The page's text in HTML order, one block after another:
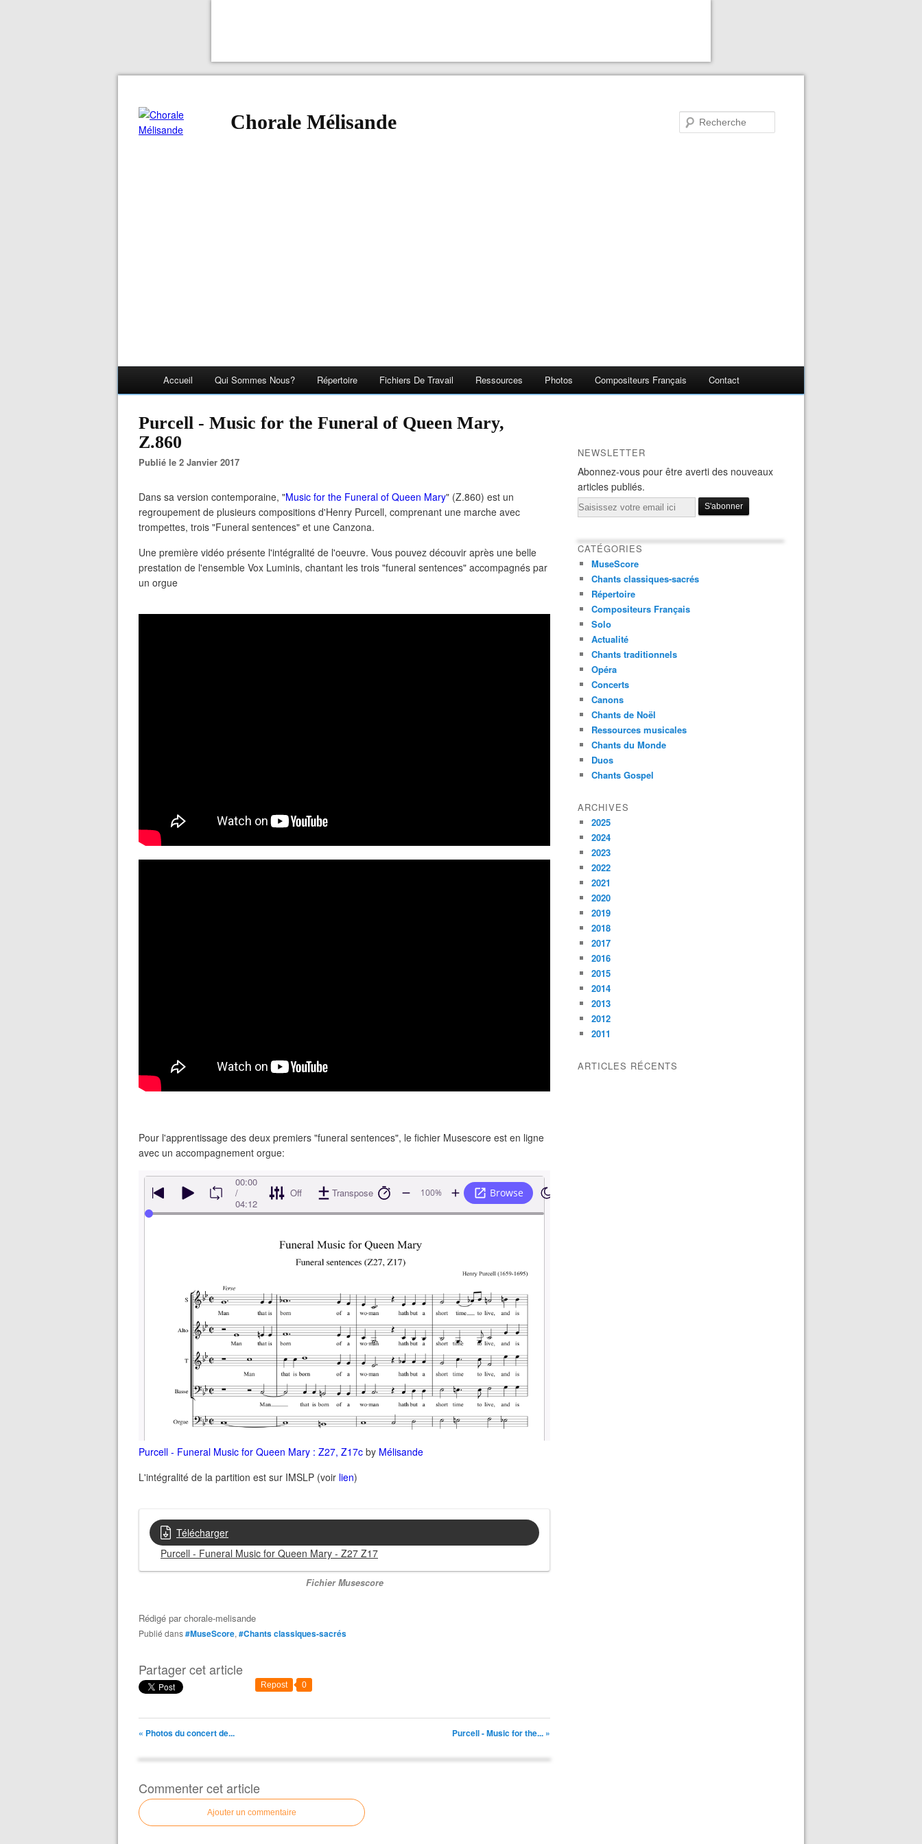
Chorale Mélisande
Accueil Qui Sommes Nous? Répertoire Fichiers De Travail Ressources Photos Compositeurs Français Contact
Purcell - Music for the Funeral of Queen Mary,
Z.860
Publié le 2 Janvier 2017
Dans sa version contemporaine, "Music for the Funeral of Queen Mary" (Z.860) est un
regroupement de plusieurs compositions d'Henry Purcell, comprenant une marche avec
trompettes, trois "Funeral sentences" et une Canzona.
Une première vidéo présente l'intégralité de l'oeuvre. Vous pouvez découvir après une belle
prestation de l'ensemble Vox Luminis, chantant les trois "funeral sentences" accompagnés par
un orgue
Pour l'apprentissage des deux premiers "funeral sentences", le fichier Musescore est en ligne
avec un accompagnement orgue:
Purcell - Funeral Music for Queen Mary : Z27, Z17c by Mélisande
L'intégralité de la partition est sur IMSLP (voir lien)
Télécharger
Purcell - Funeral Music for Queen Mary - Z27 Z17
Fichier Musescore
Rédigé parchorale-melisande
Publié dans#MuseScore, #Chants classiques-sacrés
Partager cet article
Repost 0
« Photos du concert de... Purcell - Music for the... »
Commenter cet article
Ajouter un commentaire
NEWSLETTER
Abonnez-vous pour être averti des nouveaux
articles publiés.
Email
CATÉGORIES
MuseScore
Chants classiques-sacrés
Répertoire
Compositeurs Français
Solo
Actualité
Chants traditionnels
Opéra
Concerts
Canons
Chants de Noël
Ressources musicales
Chants du Monde
Duos
Chants Gospel
ARCHIVES
2025
2024
2023
2022
2021
2020
2019
2018
2017
2016
2015
2014
2013
2012
2011
ARTICLES RÉCENTS